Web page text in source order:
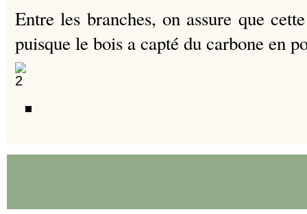
Entre les branches, on assure que
puisque le bois a capté du carbone en